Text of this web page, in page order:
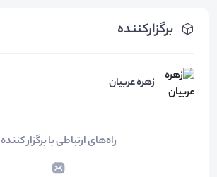
برگزارکننده
زهره عربیان
راه‌های ارتباطی با برگزار کننده